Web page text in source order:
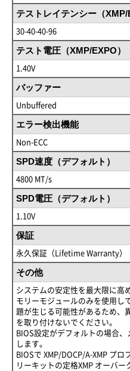
テストレイテンシー（XMP/
30-40-40-96
テスト電圧（XMP/EXPO）
1.40V
バッファー
Unbuffered
エラー検出機能
Non-ECC
SPD速度（デフォルト）
4800 MT/s
SPD電圧（デフォルト）
1.10V
保証
永久保証（Lifetime Warranty）
その他
システムの安定性を最大限に高
モリーモジュールのみを使用し
題が生じる可能性があるため、
を取り付けないでください。
BIOS設定がデフォルトの場合
します。
BIOSで XMP/DOCP/A-XMP プ
リーキットの定格XMP オーバー